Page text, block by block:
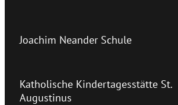
Joachim Neander Schule
Katholische Kindertagesstätte St.
Augustinus